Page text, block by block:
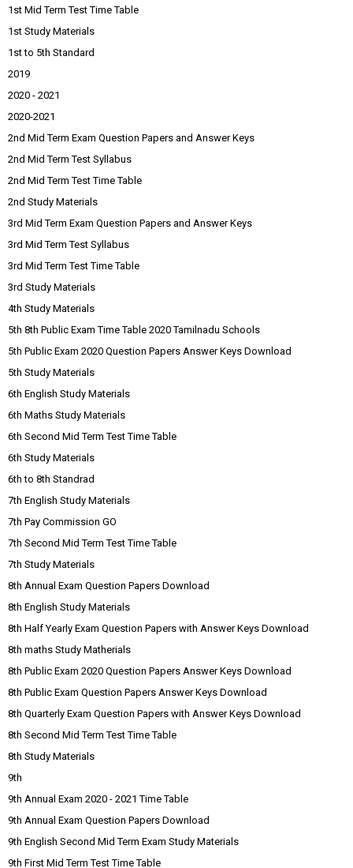
1st Mid Term Test Time Table
1st Study Materials
1st to 5th Standard
2019
2020 - 2021
2020-2021
2nd Mid Term Exam Question Papers and Answer Keys
2nd Mid Term Test Syllabus
2nd Mid Term Test Time Table
2nd Study Materials
3rd Mid Term Exam Question Papers and Answer Keys
3rd Mid Term Test Syllabus
3rd Mid Term Test Time Table
3rd Study Materials
4th Study Materials
5th 8th Public Exam Time Table 2020 Tamilnadu Schools
5th Public Exam 2020 Question Papers Answer Keys Download
5th Study Materials
6th English Study Materials
6th Maths Study Materials
6th Second Mid Term Test Time Table
6th Study Materials
6th to 8th Standrad
7th English Study Materials
7th Pay Commission GO
7th Second Mid Term Test Time Table
7th Study Materials
8th Annual Exam Question Papers Download
8th English Study Materials
8th Half Yearly Exam Question Papers with Answer Keys Download
8th maths Study Matherials
8th Public Exam 2020 Question Papers Answer Keys Download
8th Public Exam Question Papers Answer Keys Download
8th Quarterly Exam Question Papers with Answer Keys Download
8th Second Mid Term Test Time Table
8th Study Materials
9th
9th Annual Exam 2020 - 2021 Time Table
9th Annual Exam Question Papers Download
9th English Second Mid Term Exam Study Materials
9th First Mid Term Test Time Table